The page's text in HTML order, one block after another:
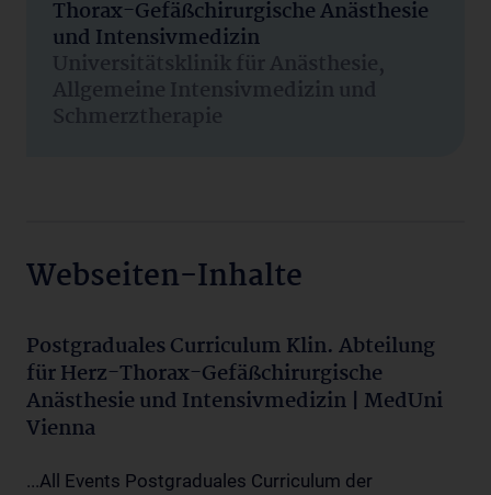
Thorax-Gefäßchirurgische Anästhesie
und Intensivmedizin
Universitätsklinik für Anästhesie,
Allgemeine Intensivmedizin und
Schmerztherapie
Webseiten-Inhalte
Postgraduales Curriculum Klin. Abteilung
für Herz-Thorax-Gefäßchirurgische
Anästhesie und Intensivmedizin | MedUni
Vienna
...All Events Postgraduales Curriculum der